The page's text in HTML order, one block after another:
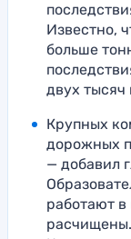
Известно,
больше
двух
Крупных
дорожных
— добавил
работают
расчищены.